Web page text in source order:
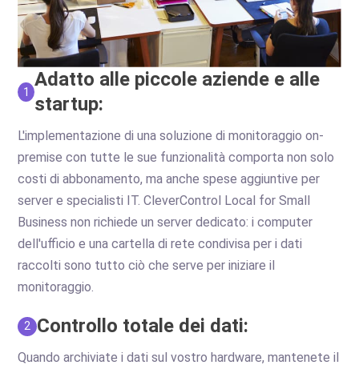
1
Adatto alle piccole aziende e alle
startup:
L'implementazione di una soluzione di monitoraggio on-
premise con tutte le sue funzionalità comporta non solo
costi di abbonamento, ma anche spese aggiuntive per
server e specialisti IT. CleverControl Local for Small
Business non richiede un server dedicato: i computer
dell'ufficio e una cartella di rete condivisa per i dati
raccolti sono tutto ciò che serve per iniziare il
monitoraggio.
2 Controllo totale dei dati:
Quando archiviate i dati sul vostro hardware, mantenete il